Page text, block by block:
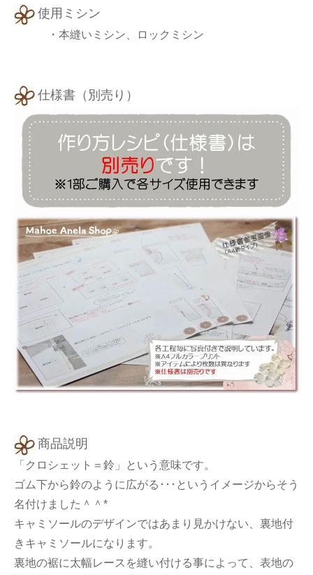
使用ミシン
・本縫いミシン、ロックミシン
仕様書（別売り）
商品説明
「クロシェット＝鈴」という意味です。
ゴム下から鈴のように広がる･･･というイメージからそう
名付けました＾＾*
キャミソールのデザインではあまり見かけない、裏地付
きキャミソールになります。
裏地の裾に太幅レースを縫い付ける事によって、表地の